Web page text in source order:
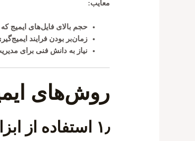
معایب:
حجم بالای فایل‌های ایمیج
زمان‌بر بودن فرایند
نیاز به دانش فنی برای
روش‌های